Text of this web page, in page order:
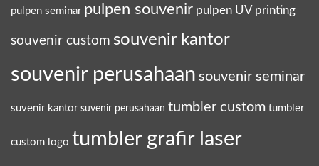
pulpen seminar pulpen souvenir pulpen UV printing
souvenir custom souvenir kantor
souvenir perusahaan souvenir seminar
suvenir kantor suvenir perusahaan tumbler custom tumbler
custom logo tumbler grafir laser